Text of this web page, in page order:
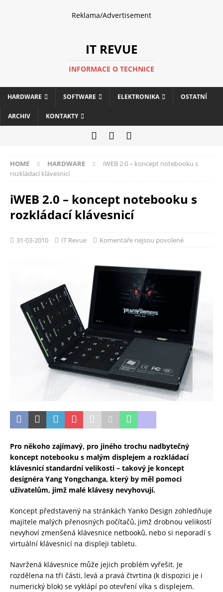
Reklama/Advertisement
IT REVUE
INFORMACE O TECHNICE
HARDWARE SOFTWARE ELEKTRONIKA OSTATNÍ
ARCHIV KONTAKTY
HOME HARDWARE
iWEB 2.0 – koncept notebooku s
rozkládací klávesnicí
iWEB 2.0 – koncept notebooku s
rozkládací klávesnicí
31-03-2010 IT Revue Komentáře nejsou povolené
Pro někoho zajímavý, pro jiného trochu nadbytečný
koncept notebooku s malým displejem a rozkládací
klávesnicí standardní velikosti – takový je koncept
designéra Yang Yongchanga, který by měl pomoci
uživatelům, jimž malé klávesy nevyhovují.
Koncept představený na stránkách Yanko Design zohledňuje
majitele malých přenosných počítačů, jimž drobnou velikostí
nevyhoví zmenšená klávesnice netbooků, nebo si neporadí s
virtuální klávesnicí na displeji tabletu.
Navržená klávesnice může jejich problém vyřešit. Je
rozdělena na tři části, levá a pravá čtvrtina (k dispozici je i
numerický blok) se vyklápí po otevření víka s displejem.